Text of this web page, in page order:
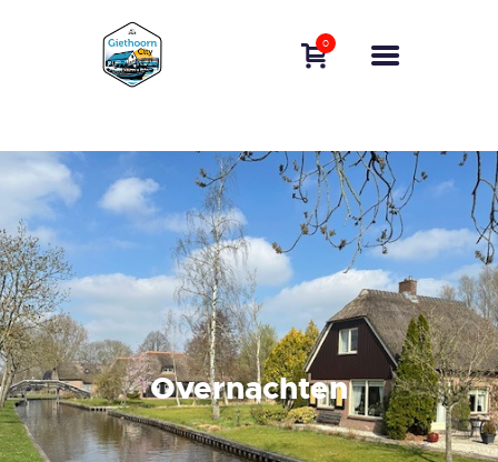
0
BOOTVERHUUR
BOOT BOEKEN
FAQ
CONTACT
NEDERLANDS
Overnachten